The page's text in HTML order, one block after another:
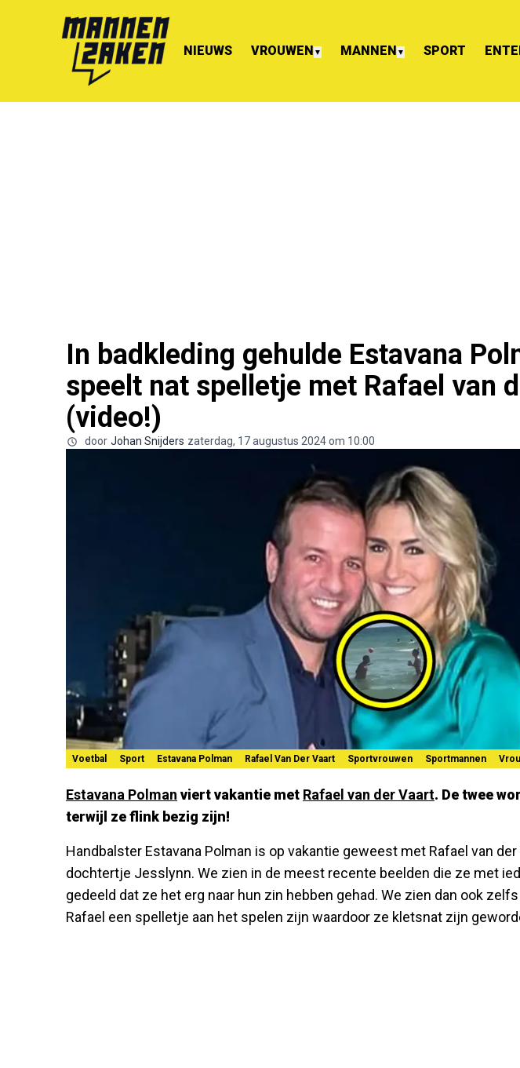
NIEUWS VROUWEN ▼ MANNEN ▼ SPORT
In badkleding gehulde Estavana
speelt nat spelletje met Rafael van
(video!)
door Johan Snijders zaterdag, 17 augustus 2024 om 10:00
Voetbal Sport Estavana Polman Rafael Van Der Vaart Sportvrouwen Sportmannen
Estavana Polman viert vakantie met Rafael van der Vaart. De twee
terwijl ze flink bezig zijn!
Handbalster Estavana Polman is op vakantie geweest met Rafael van der
dochtertje Jesslynn. We zien in de meest recente beelden die ze met
gedeeld dat ze het erg naar hun zin hebben gehad. We zien dan ook
Rafael een spelletje aan het spelen zijn waardoor ze kletsnat zijn